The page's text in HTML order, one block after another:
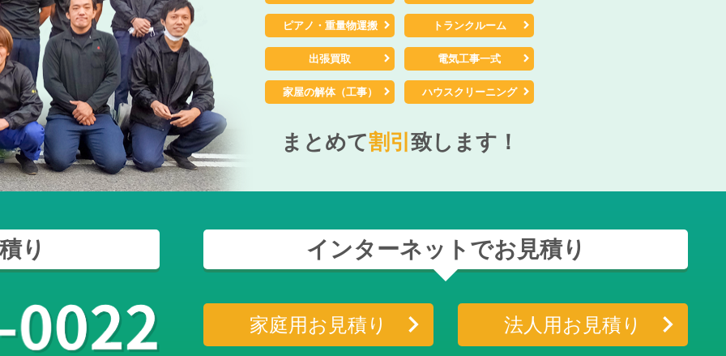
ピアノ・重量物運搬 トランクルーム
出張買取 電気工事一式
家屋の解体（工事） ハウスクリーニング
まとめて割引 致します！
り インターネットでお見積り
家庭用お見積り 法人用お見積り